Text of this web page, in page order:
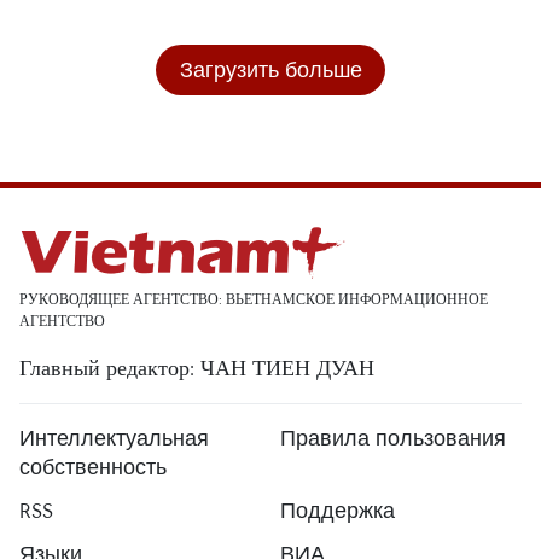
Загрузить больше
РУКОВОДЯЩЕЕ АГЕНТСТВО: ВЬЕТНАМСКОЕ ИНФОРМАЦИОННОЕ
АГЕНТСТВО
Главный редактор: ЧАН ТИЕН ДУАН
Интеллектуальная
собственность
Правила пользования
RSS
Поддержка